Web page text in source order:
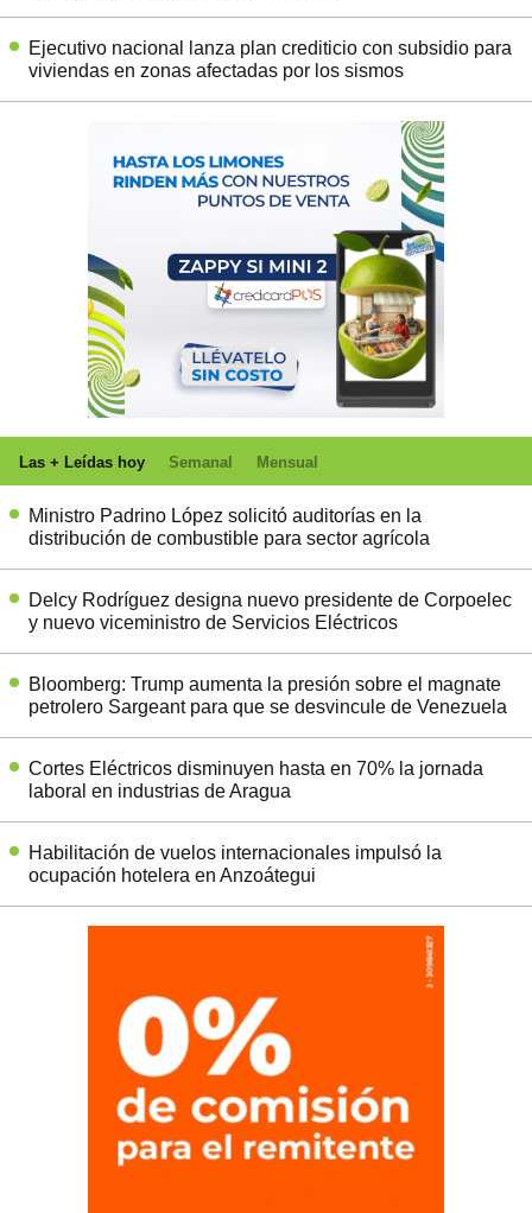
Ejecutivo nacional lanza plan crediticio con subsidio para
viviendas en zonas afectadas por los sismos
Las + Leídas hoy Semanal Mensual
Ministro Padrino López solicitó auditorías en la
distribución de combustible para sector agrícola
Delcy Rodríguez designa nuevo presidente de Corpoelec
y nuevo viceministro de Servicios Eléctricos
Bloomberg: Trump aumenta la presión sobre el magnate
petrolero Sargeant para que se desvincule de Venezuela
Cortes Eléctricos disminuyen hasta en 70% la jornada
laboral en industrias de Aragua
Habilitación de vuelos internacionales impulsó la
ocupación hotelera en Anzoátegui